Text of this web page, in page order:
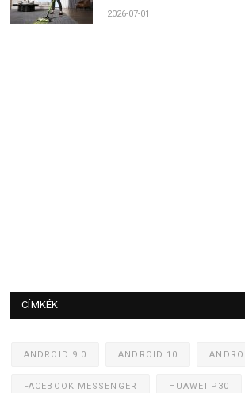
2026-07-01
CÍMKÉK
ANDROID 9.0 ANDROID 10
FACEBOOK MESSENGER HUAWEI P30